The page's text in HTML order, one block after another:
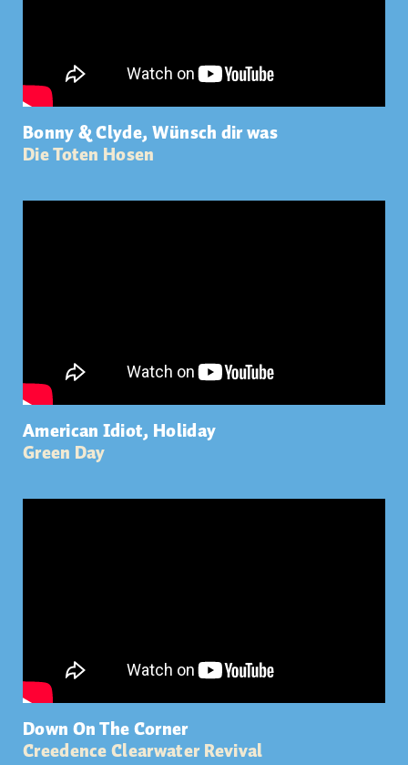
Bonny & Clyde, Wünsch dir was
Die Toten Hosen
American Idiot, Holiday
Green Day
Down On The Corner
Creedence Clearwater Revival